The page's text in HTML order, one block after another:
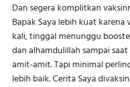
Dan segera komplitkan
Bapak Saya lebih kuat karena
kali, tinggal menunggu
dan alhamdulillah sampai
amit-amit. Tapi minimal
lebih baik. Cerita Saya